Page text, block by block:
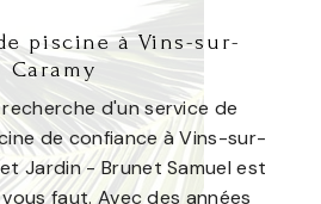
piscine à Vins-sur-
Caramy
d'un service de
de confiance à Vins-sur-
Jardin - Brunet Samuel est
faut. Avec des années